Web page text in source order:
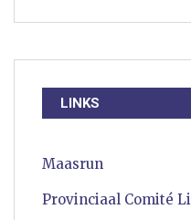
LINKS
Maasrun
Provinciaal Comité